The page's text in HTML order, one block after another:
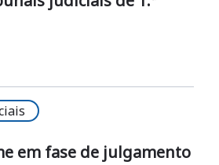
em fase de julgamento